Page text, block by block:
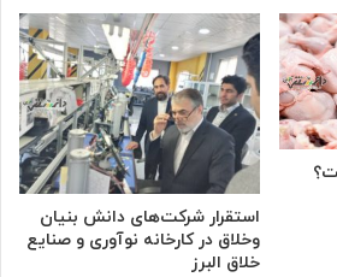
استقرار شرکت‌های دانش بنیان
وخلاق در کارخانه نوآوری و صنایع
خلاق البرز